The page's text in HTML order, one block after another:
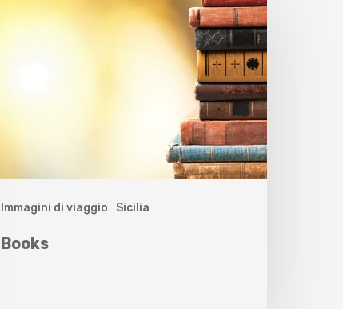
Immagini di viaggio Sicilia
Books